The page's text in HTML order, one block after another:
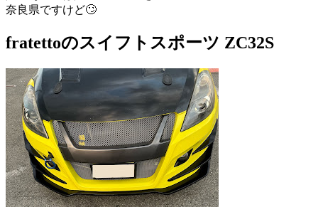
奈良県ですけど🙄
fratettoのスイフトスポーツ ZC32S